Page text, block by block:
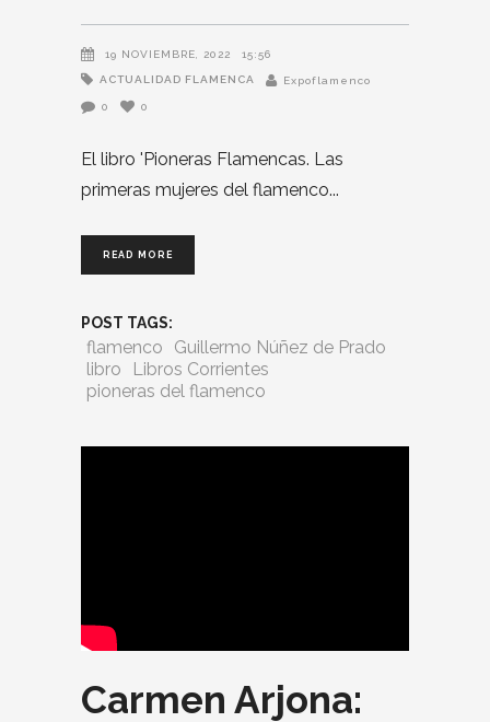
19 NOVIEMBRE, 2022 15:56
ACTUALIDAD FLAMENCA Expoflamenco
0 0
El libro 'Pioneras Flamencas. Las
primeras mujeres del flamenco
READ MORE
POST TAGS:
flamenco
Guillermo Núñez de Prado
libro
Libros Corrientes
pioneras del flamenco
Carmen Arjona: